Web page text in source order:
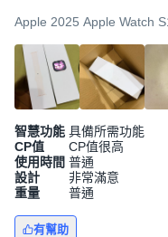
Apple 2025 Apple Watch
智慧功能 具備所需功能
CP值
CP值很高
使用時間 普通
設計
非常滿意
重量
普通
有幫助